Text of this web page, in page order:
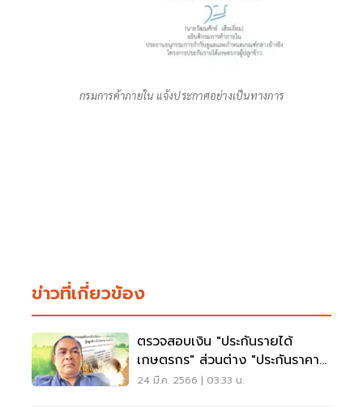
กรมการค้าภายใน แจ้งประกาศอย่างเป็นทางการ
ข่าวที่เกี่ยวข้อง
ตรวจสอบเงิน "ประกันรายได้
เกษตรกร" ส่วนต่าง "ประกันราคา
ข้าว" งวดที่ 24
24 มี.ค. 2566 | 03:33 น.